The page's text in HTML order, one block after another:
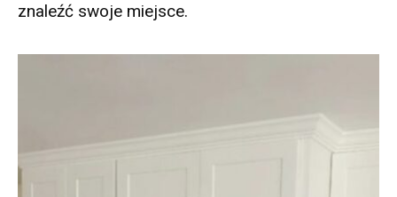
znaleźć swoje miejsce.